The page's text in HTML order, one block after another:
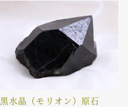
黒水晶（モリオン）原石